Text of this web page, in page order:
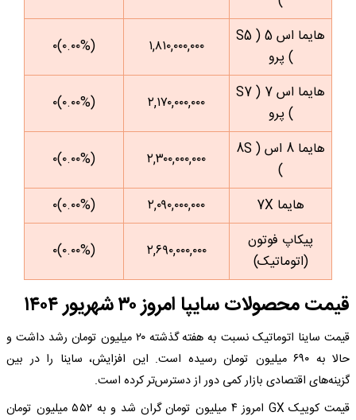
هایما اس 5 ( S5
) پرو
۱,۸۱۰,۰۰۰,۰۰۰ (۰.۰۰%)۰
هایما اس 7 ( S7
) پرو
۲,۱۷۰,۰۰۰,۰۰۰ (۰.۰۰%)۰
هایما 8 اس ( 8S
)
۲,۳۰۰,۰۰۰,۰۰۰ (۰.۰۰%)۰
هایما 7X ۲,۰۹۰,۰۰۰,۰۰۰
(۰.۰۰%)۰
پیکاپ فوتون
(اتوماتیک)
۲,۶۹۰,۰۰۰,۰۰۰ (۰.۰۰%)۰
قیمت محصولات سایپا امروز ۳۰ شهریور ۱۴۰۴
قیمت ساینا اتوماتیک نسبت به هفته گذشته ۲۰ میلیون تومان رشد داشت و
حالا به ۶۹۰ میلیون تومان رسیده است. این افزایش، ساینا را در بین
گزینه‌های اقتصادی بازار کمی دور از دسترس‌تر کرده است.
قیمت کوییک GX امروز ۴ میلیون تومان گران شد و به ۵۵۲ میلیون تومان